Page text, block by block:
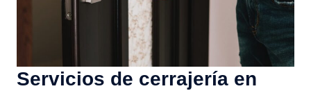
Servicios de cerrajería en